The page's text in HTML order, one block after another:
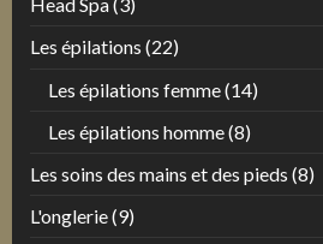
Les épilations (22)
Les épilations femme(14)
Les épilations homme(8)
Les soins des mains et des pieds (8)
L'onglerie(9)